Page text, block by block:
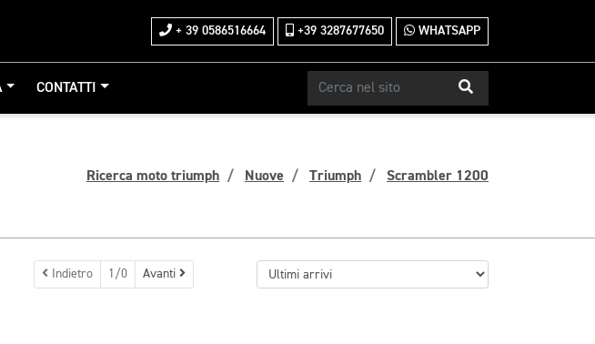
+ 39 0586516664 +39 3287677650 WHATSAPP
CONTATTI
Ricerca moto triumph Nuove Triumph Scrambler 1200
Indietro 1/0 Avanti